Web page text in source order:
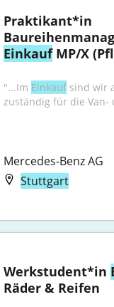
Praktikant*in
Einkauf MP/X
"...Im Einkauf sind wir
zuständig für die Van-
Mercedes-Benz AG
Stuttgart
Werkstudent*in
Räder & Reifen